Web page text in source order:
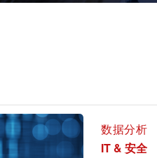
数据分析
IT & 安全